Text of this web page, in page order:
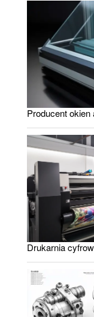
Producent
Drukarnia